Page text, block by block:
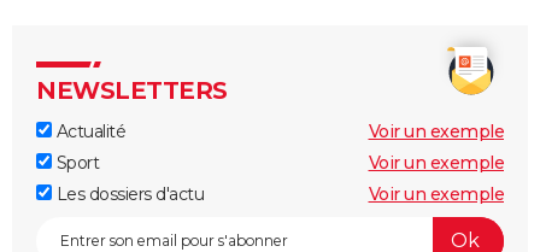
NEWSLETTERS
Actualité
Voir un exemple
Sport
Voir un exemple
Les dossiers d'actu
Voir un exemple